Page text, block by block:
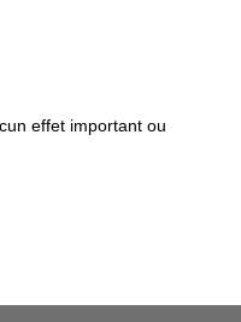
effet important ou